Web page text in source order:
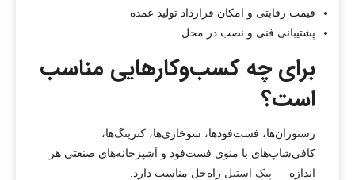
قیمت رقابتی و امکان قرارداد تولید عمده
پشتیبانی فنی و نصب در محل
برای چه کسب‌وکارهایی مناسب
است؟
رستوران‌ها، فست‌فودها، سوخاری‌ها، کترینگ‌ها،
کافی‌شاپ‌های با منوی فست‌فود و آشپزخانه‌های صنعتی هر
اندازه — پیک استیل راه‌حل مناسب دارد.